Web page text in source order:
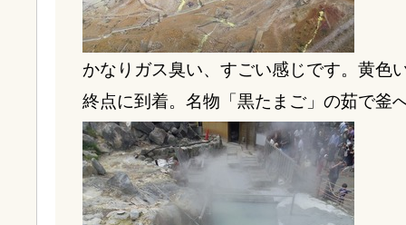
かなりガス臭い、すごい感じです。黄色
終点に到着。名物「黒たまご」の茹で釜